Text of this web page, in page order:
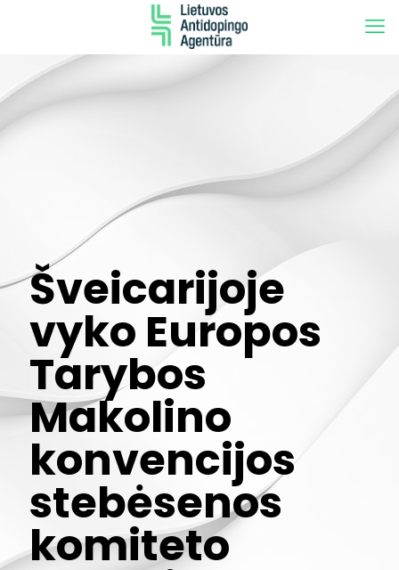
Šveicarijoje
vyko Europos
Tarybos
Makolino
konvencijos
stebėsenos
komiteto